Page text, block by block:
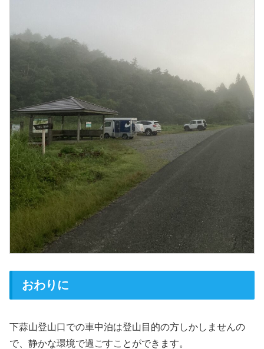
おわりに
下蒜山登山口での車中泊は登山目的の方しかしませんの
で、静かな環境で過ごすことができます。